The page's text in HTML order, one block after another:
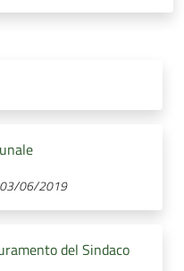
03/06/2019
del Sindaco